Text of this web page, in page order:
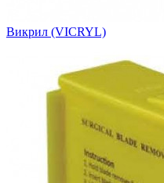
Викрил (VICRYL)